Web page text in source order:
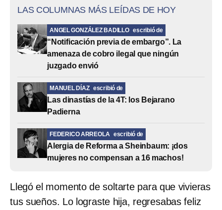
LAS COLUMNAS MÁS LEÍDAS DE HOY
ANGEL GONZÁLEZ BADILLO escribió de
“Notificación previa de embargo”. La
amenaza de cobro ilegal que ningún
juzgado envió
MANUEL DÍAZ escribió de
Las dinastías de la 4T: los Bejarano
Padierna
FEDERICO ARREOLA escribió de
Alergia de Reforma a Sheinbaum: ¡dos
mujeres no compensan a 16 machos!
Llegó el momento de soltarte para que vivieras
tus sueños. Lo lograste hija, regresabas feliz